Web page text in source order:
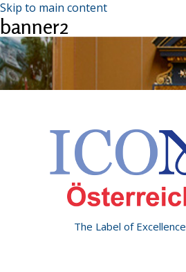
Skip to main content
banner2
The Label of Excellence